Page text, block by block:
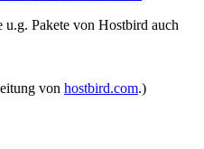
Pakete von Hostbird auch
von hostbird.com.)